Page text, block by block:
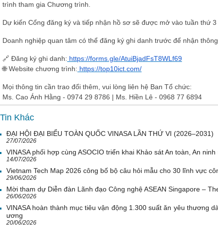
trình tham gia Chương trình.
Dự kiến Cổng đăng ký và tiếp nhận hồ sơ sẽ được mở vào tuần thứ
Doanh nghiệp quan tâm có thể đăng ký ghi danh trước để nhận
🔗 Đăng ký ghi danh: https://forms.gle/AtuiBjadFsT8WLf69
🌐 Website chương trình: https://top10ict.com/
Mọi thông tin cần trao đổi thêm, vui lòng liên hệ Ban Tổ chức:
Ms. Cao Ánh Hằng - 0974 29 8786 | Ms. Hiền Lê - 0968 77 6894
Tin Khác
ĐẠI HỘI ĐẠI BIỂU TOÀN QUỐC VINASA LẦN THỨ VI (2026–2031)
27/07/2026
VINASA phối hợp cùng ASOCIO triển khai Khảo sát An toàn, An
14/07/2026
Vietnam Tech Map 2026 công bố bộ câu hỏi mẫu cho 30 lĩnh vực
29/06/2026
Mời tham dự Diễn đàn Lãnh đạo Công nghệ ASEAN Singapore –
26/06/2026
VINASA hoàn thành mục tiêu vận động 1.300 suất ăn yêu thương
ương
20/06/2026